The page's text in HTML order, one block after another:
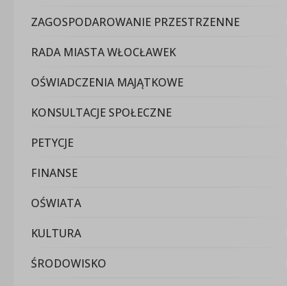
ZAGOSPODAROWANIE PRZESTRZENNE
RADA MIASTA WŁOCŁAWEK
OŚWIADCZENIA MAJĄTKOWE
KONSULTACJE SPOŁECZNE
PETYCJE
FINANSE
OŚWIATA
KULTURA
ŚRODOWISKO